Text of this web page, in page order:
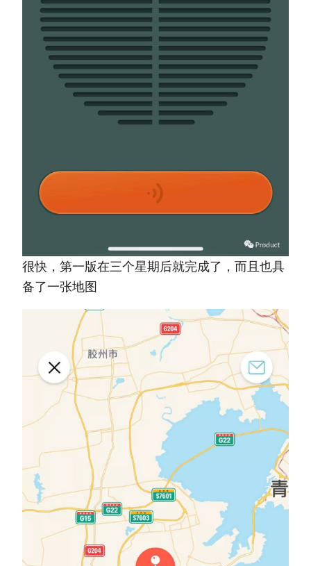
很快，第一版在三个星期后就完成了，而且也具
备了一张地图